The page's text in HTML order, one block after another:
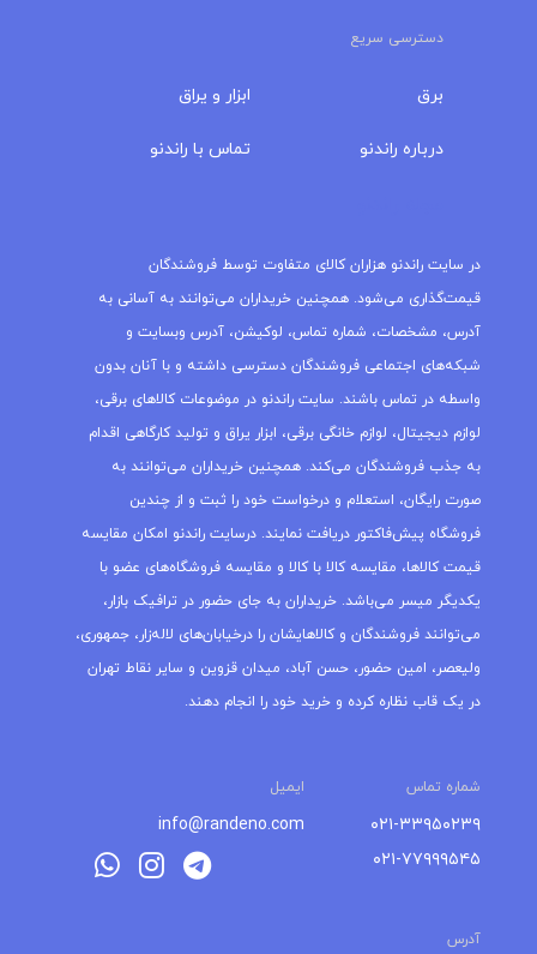
دسترسی سریع
برق
درباره‌ راندنو
ابزار و یراق
تماس با راندنو
در سایت راندنو هزاران کالای متفاوت توسط فروشندگان
قیمت‌گذاری می‌شود. همچنین خریداران می‌توانند به آسانی به
آدرس، مشخصات، شماره تماس، لوکیشن، آدرس وبسایت و
شبکه‌های اجتماعی فروشندگان دسترسی داشته و با آنان بدون
واسطه در تماس باشند. سایت راندنو در موضوعات کالاهای برقی،
لوازم دیجیتال، لوازم خانگی برقی، ابزار یراق و تولید کارگاهی اقدام
به جذب فروشندگان می‌کند. همچنین خریداران می‌توانند به
صورت رایگان، استعلام و درخواست خود را ثبت و از چندین
فروشگاه پیش‌فاکتور دریافت نمایند. درسایت راندنو امکان مقایسه
قیمت کالاها، مقایسه کالا با کالا و مقایسه فروشگاه‌های عضو با
یکدیگر میسر می‌باشد. خریداران به جای حضور در ترافیک بازار،
می‌توانند فروشندگان و کالاهایشان را درخیابان‌های لاله‌زار، جمهوری،
ولیعصر، امین حضور، حسن آباد، میدان قزوین و سایر نقاط تهران
در یک قاب نظاره کرده و خرید خود را انجام دهند.
شماره تماس ایمیل
۰۲۱-۳۳۹۵۰۲۳۹
۰۲۱-۷۷۹۹۹۵۴۵
info@randeno.com
آدرس